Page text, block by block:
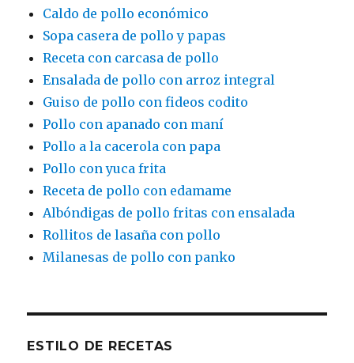
Caldo de pollo económico
Sopa casera de pollo y papas
Receta con carcasa de pollo
Ensalada de pollo con arroz integral
Guiso de pollo con fideos codito
Pollo con apanado con maní
Pollo a la cacerola con papa
Pollo con yuca frita
Receta de pollo con edamame
Albóndigas de pollo fritas con ensalada
Rollitos de lasaña con pollo
Milanesas de pollo con panko
ESTILO DE RECETAS